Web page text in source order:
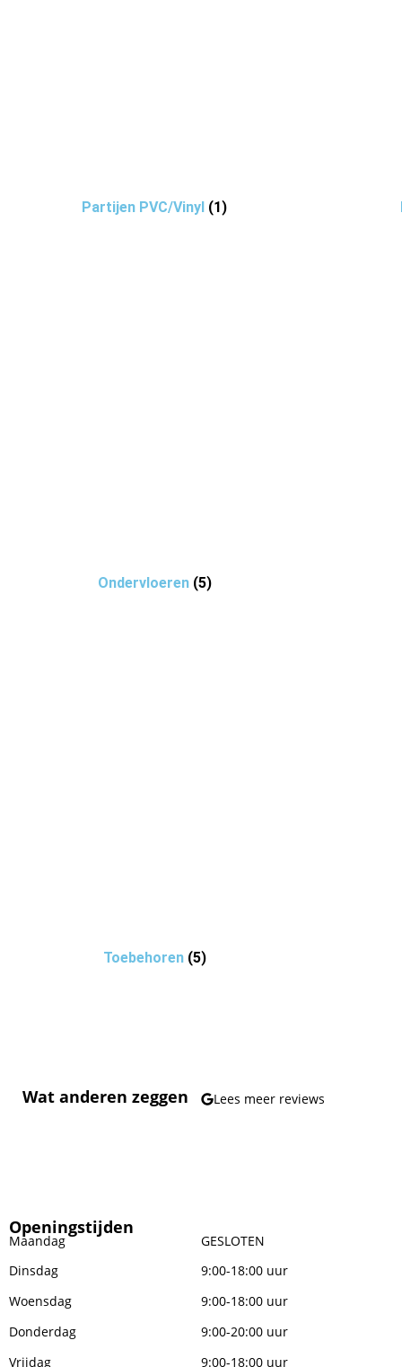
Partijen PVC/Vinyl (1)
Ondervloeren (5)
Toebehoren (5)
Wat anderen zeggen Lees meer reviews
Openingstijden
Maandag
GESLOTEN
Dinsdag
9:00-18:00 uur
Woensdag
9:00-18:00 uur
Donderdag
9:00-20:00 uur
Vrijdag
9:00-18:00 uur